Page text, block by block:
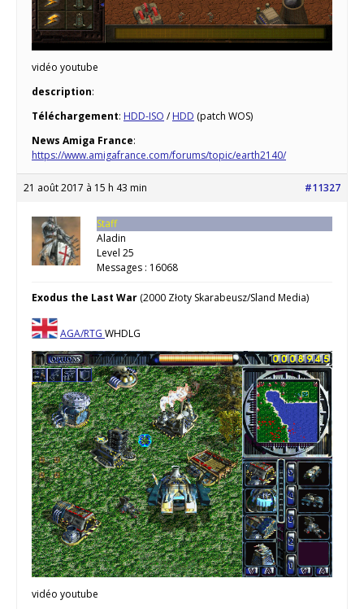
vidéo youtube
description:
Téléchargement: HDD-ISO /HDD (patch WOS)
News Amiga France:
https://www.amigafrance.com/forums/topic/earth2140/
21 août 2017 à 15 h 43 min #11327
Staff
Aladin
Level 25
Messages : 16068
Exodus the Last War (2000 Złoty Skarabeusz/Sland Media)
AGA/RTG WHDLG
vidéo youtube